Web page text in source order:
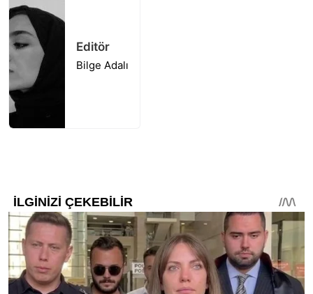
Editör
Bilge Adalı